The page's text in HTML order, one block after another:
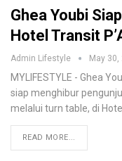
Ghea Youbi
Hotel Transit
Admin Lifestyle May 30,
MYLIFESTYLE - Ghea
siap menghibur
melalui turn table, di
READ MORE...